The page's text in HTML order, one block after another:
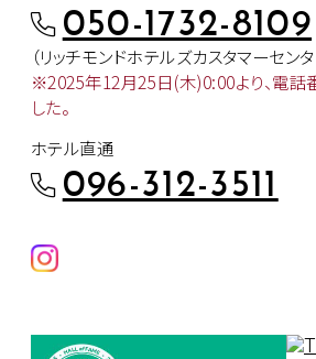
050-1732-8109
（リッチモンドホテルズカスタマーセン
※2025年12月25日(木)0:00より、電話
した。
ホテル直通
096-312-3511